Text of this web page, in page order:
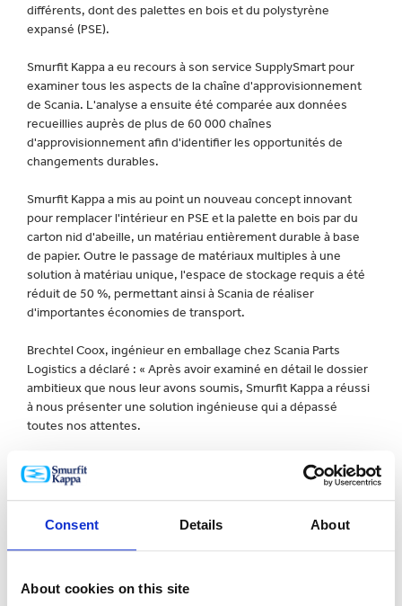
Consent Details About
About cookies on this site
différents, dont des palettes en bois et du polystyrène
expansé (PSE).
Smurfit Kappa a eu recours à son service SupplySmart pour
examiner tous les aspects de la chaîne d'approvisionnement
de Scania. L'analyse a ensuite été comparée aux données
recueillies auprès de plus de 60 000 chaînes
d'approvisionnement afin d'identifier les opportunités de
changements durables.
Smurfit Kappa a mis au point un nouveau concept innovant
pour remplacer l'intérieur en PSE et la palette en bois par du
carton nid d'abeille, un matériau entièrement durable à base
de papier. Outre le passage de matériaux multiples à une
solution à matériau unique, l'espace de stockage requis a été
réduit de 50 %, permettant ainsi à Scania de réaliser
d'importantes économies de transport.
Brechtel Coox, ingénieur en emballage chez Scania Parts
Logistics a déclaré : « Après avoir examiné en détail le dossier
ambitieux que nous leur avons soumis, Smurfit Kappa a réussi
à nous présenter une solution ingénieuse qui a dépassé
toutes nos attentes.
« Scania Parts Logistics repose sur une chaîne
d'approvisionnement optimisée afin de garantir à nos clients
un service haut de gamme. »
était de voir comment nous pouvions optimiser leur chaîne